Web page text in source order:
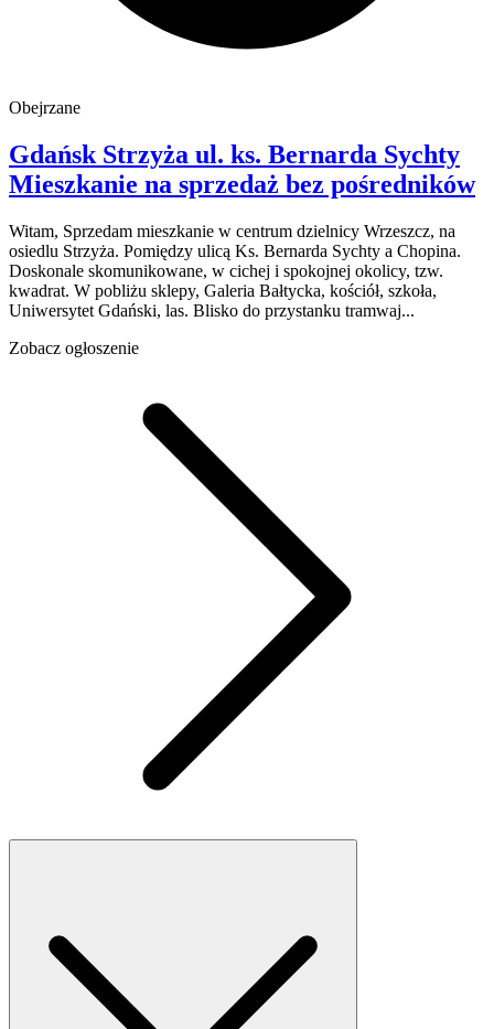
Obejrzane
Gdańsk Strzyża ul. ks. Bernarda Sychty
Mieszkanie na sprzedaż bez pośredników
Witam, Sprzedam mieszkanie w centrum dzielnicy Wrzeszcz, na
osiedlu Strzyża. Pomiędzy ulicą Ks. Bernarda Sychty a Chopina.
Doskonale skomunikowane, w cichej i spokojnej okolicy, tzw.
kwadrat. W pobliżu sklepy, Galeria Bałtycka, kościół, szkoła,
Uniwersytet Gdański, las. Blisko do przystanku tramwaj...
Zobacz ogłoszenie